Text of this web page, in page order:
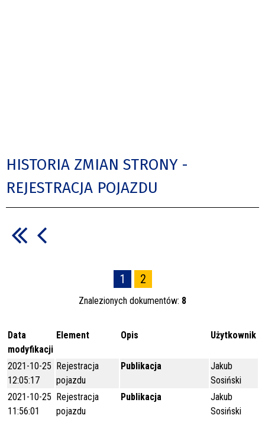
HISTORIA ZMIAN STRONY -
REJESTRACJA POJAZDU
1 2
Znalezionych dokumentów: 8
Data
modyfikacji
Element Opis Użytkownik
2021-10-25
12:05:17
Rejestracja
pojazdu
Publikacja
Jakub
Sosiński
2021-10-25
11:56:01
Rejestracja
pojazdu
Publikacja
Jakub
Sosiński